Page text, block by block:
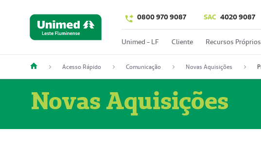
0800 970 9087 SAC 4020 9087
Unimed - LF Cliente Recursos Próprios
Acesso Rápido Comunicação Novas Aquisições
Novas Aquisições